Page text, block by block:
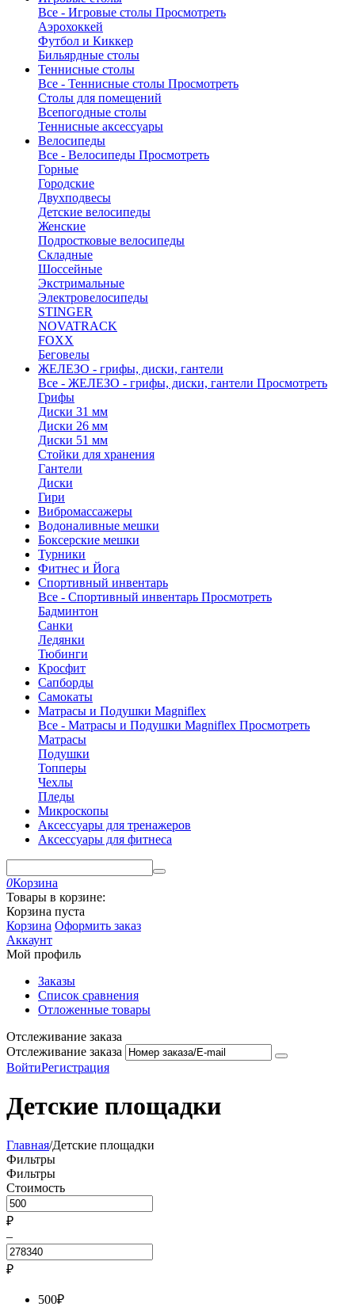
Все - Игровые столы Просмотреть
Аэрохоккей
Футбол и Киккер
Бильярдные столы
Теннисные столы
Все - Теннисные столы Просмотреть
Столы для помещений
Всепогодные столы
Теннисные аксессуары
Велосипеды
Все - Велосипеды Просмотреть
Горные
Городские
Двухподвесы
Детские велосипеды
Женские
Подростковые велосипеды
Складные
Шоссейные
Экстримальные
Электровелосипеды
STINGER
NOVATRACK
FOXX
Беговелы
ЖЕЛЕЗО - грифы, диски, гантели
Все - ЖЕЛЕЗО - грифы, диски, гантели Просмотреть
Грифы
Диски 31 мм
Диски 26 мм
Диски 51 мм
Стойки для хранения
Гантели
Диски
Гири
Вибромассажеры
Водоналивные мешки
Боксерские мешки
Турники
Фитнес и Йога
Спортивный инвентарь
Все - Спортивный инвентарь Просмотреть
Бадминтон
Санки
Ледянки
Тюбинги
Кросфит
Сапборды
Самокаты
Матрасы и Подушки Magniflex
Все - Матрасы и Подушки Magniflex Просмотреть
Матрасы
Подушки
Топперы
Чехлы
Пледы
Микроскопы
Аксессуары для тренажеров
Аксессуары для фитнеса
0Корзина
Товары в корзине:
Корзина пуста
Корзина Оформить заказ
Аккаунт
Мой профиль
Заказы
Список сравнения
Отложенные товары
Отслеживание заказа
Отслеживание заказа
ВойтиРегистрация
Детские площадки
Главная/Детские площадки
Фильтры
Фильтры
Стоимость
₽
–
₽
500₽